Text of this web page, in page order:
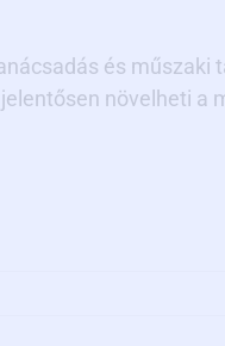
és
növelheti a